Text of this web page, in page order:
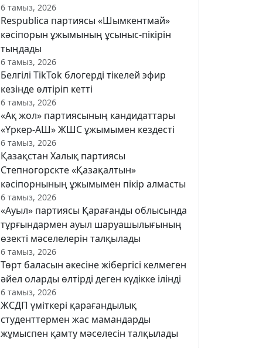
6 тамыз, 2026
Respublica партиясы «Шымкентмай»
кәсіпорын ұжымының ұсыныс-пікірін
тыңдады
6 тамыз, 2026
Белгілі TikTok блогерді тікелей эфир
кезінде өлтіріп кетті
6 тамыз, 2026
«Ақ жол» партиясының кандидаттары
«Үркер-АШ» ЖШС ұжымымен кездесті
6 тамыз, 2026
Қазақстан Халық партиясы
Степногорскте «Қазақалтын»
кәсіпорнының ұжымымен пікір алмасты
6 тамыз, 2026
«Ауыл» партиясы Қарағанды облысында
тұрғындармен ауыл шаруашылығының
өзекті мәселелерін талқылады
6 тамыз, 2026
Төрт баласын әкесіне жібергісі келмеген
әйел оларды өлтірді деген күдікке ілінді
6 тамыз, 2026
ЖСДП үміткері қарағандылық
студенттермен жас мамандарды
жұмыспен қамту мәселесін талқылады